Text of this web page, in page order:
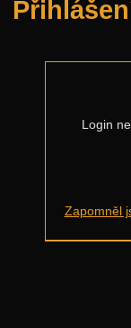
Login
Zapomněl
Historické akce